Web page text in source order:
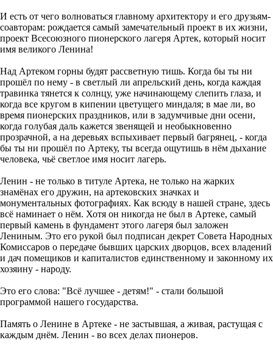
И есть от чего волноваться главному архитектору и его друзьям-
соавторам: рождается самый замечательный проект в их жизни,
проект Всесоюзного пионерского лагеря Артек, который носит
имя великого Ленина!
Над Артеком горны будят рассветную тишь. Когда бы ты ни
прошёл по нему - в светлый ли апрельский день, когда каждая
травинка тянется к солнцу, уже начинающему слепить глаза, и
когда все кругом в кипении цветущего миндаля; в мае ли, во
время пионерских праздников, или в задумчивые дни осени,
когда голубая даль кажется звенящей и необыкновенно
прозрачной, а на деревьях вспыхивает первый багрянец, - когда
бы ты ни прошёл по Артеку, ты всегда ощутишь в нём дыхание
человека, чьё светлое имя носит лагерь.
Ленин - не только в титуле Артека, не только на жарких
знамёнах его дружин, на артековских значках и
монументальных фотографиях. Как всюду в нашей стране, здесь
всё наминает о нём. Хотя он никогда не был в Артеке, самый
первый камень в фундамент этого лагеря был заложен
Лениным. Это его рукой был подписан декрет Совета Народных
Комиссаров о передаче бывших царских дворцов, всех владений
и дач помещиков и капиталистов единственному и законному их
хозяину - народу.
Это его слова: "Всё лучшее - детям!" - стали большой
программой нашего государства.
Память о Ленине в Артеке - не застывшая, а живая, растущая с
каждым днём. Ленин - во всех делах пионеров.